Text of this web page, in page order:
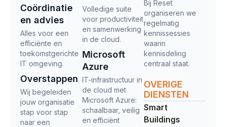
Coördinatie
en advies
Alles voor een
efficiënte en
toekomstgerichte
IT omgeving.
Overstappen
Wij begeleiden
jouw organisatie
stap voor stap
naar een
Volledige suite
voor productiviteit
en samenwerking
in de cloud.
Microsoft
Azure
IT-infrastructuur in
de cloud met
Microsoft Azure:
schaalbaar, veilig
en efficiënt
Bij Reset
organiseren we
regelmatig
kennissessies
waarin
kennisdeling
centraal staat.
OVERIGE
DIENSTEN
Smart
Buildings